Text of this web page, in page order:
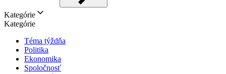
Kategórie
Kategórie
Téma týždňa
Politika
Ekonomika
Spoločnosť